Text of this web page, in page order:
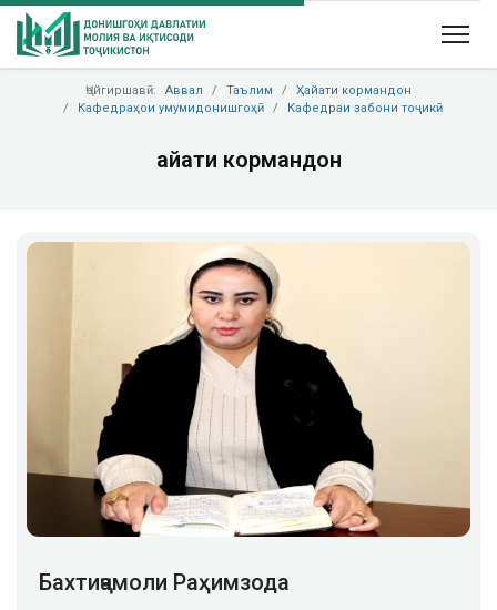
Ҷойгиршавӣ: Аввал Таълим
Ҳайати кормандон
Кафедраҳои умумидонишгоҳӣ
Кафедраи забони тоҷикӣ
Ҳайати кормандон
Бахтиҷамоли Раҳимзода